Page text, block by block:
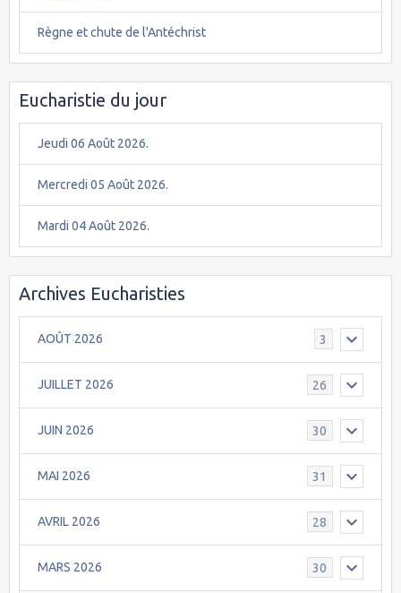
Règne et chute de l'Antéchrist
Eucharistie du jour
Jeudi 06 Août 2026.
Mercredi 05 Août 2026.
Mardi 04 Août 2026.
Archives Eucharisties
AOÛT 2026 3
JUILLET 2026 26
JUIN 2026 30
MAI 2026 31
AVRIL 2026 28
MARS 2026 30